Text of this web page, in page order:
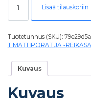
Lisää tilauskoriin
Tuotetunnus (SKU):
TIMATTIPORAT JA -
Kuvaus
Kuvaus